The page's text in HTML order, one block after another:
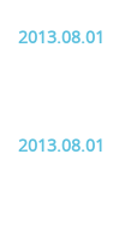
2013.08.01
2013.08.01